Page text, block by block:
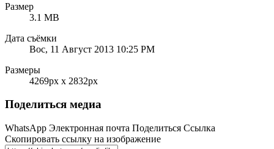
Размер
3.1 MB
Дата съёмки
Вос, 11 Август 2013 10:25 PM
Размеры
4269px x 2832px
Поделиться медиа
WhatsApp Электронная почта Поделиться Ссылка
Скопировать ссылку на изображение